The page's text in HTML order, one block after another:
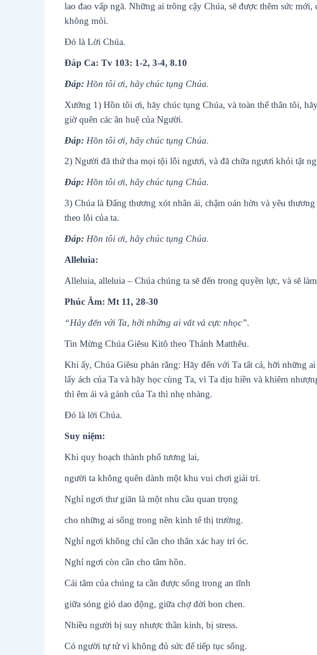
lao đao vấp ngã. Những ai trông cậy Chúa, sẽ được thêm sức
không mỏi.
Ðó là Lời Chúa.
Ðáp Ca: Tv 103: 1-2, 3-4, 8.10
Ðáp: Hồn tôi ơi, hãy chúc tụng Chúa.
Xướng 1) Hồn tôi ơi, hãy chúc tụng Chúa, và toàn thể thân tôi,
giờ quên các ân huệ của Người.
Ðáp: Hồn tôi ơi, hãy chúc tụng Chúa.
2) Người đã thứ tha mọi tội lỗi ngươi, và đã chữa ngươi khỏi tật
Ðáp: Hồn tôi ơi, hãy chúc tụng Chúa.
3) Chúa là Ðấng thương xót nhân ái, chậm oán hờn và yêu
theo lỗi của ta.
Ðáp: Hồn tôi ơi, hãy chúc tụng Chúa.
Alleluia:
Alleluia, alleluia – Chúa chúng ta sẽ đến trong quyền lực, và sẽ
Phúc Âm: Mt 11, 28-30
“Hãy đến với Ta, hỡi những ai vất vả cực nhọc”.
Tin Mừng Chúa Giêsu Kitô theo Thánh Matthêu.
Khi ấy, Chúa Giêsu phán rằng: Hãy đến với Ta tất cả, hỡi những
lấy ách của Ta và hãy học cùng Ta, vì Ta dịu hiền và khiêm
thì êm ái và gánh của Ta thì nhẹ nhàng.
Ðó là lời Chúa.
Suy niệm:
Khi quy hoạch thành phố tương lai,
người ta không quên dành một khu vui chơi giải trí.
Nghỉ ngơi thư giãn là một nhu cầu quan trọng
cho những ai sống trong nền kinh tế thị trường.
Nghỉ ngơi không chỉ cần cho thân xác hay trí óc.
Nghỉ ngơi còn cần cho tâm hồn.
Cái tâm của chúng ta cần được sống trong an tĩnh
giữa sóng gió dao động, giữa chợ đời bon chen.
Nhiều người bị suy nhược thần kinh, bị stress.
Có người tự tử vì không đủ sức để tiếp tục sống.